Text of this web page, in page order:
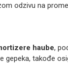
odzivu na
haube,
takođe